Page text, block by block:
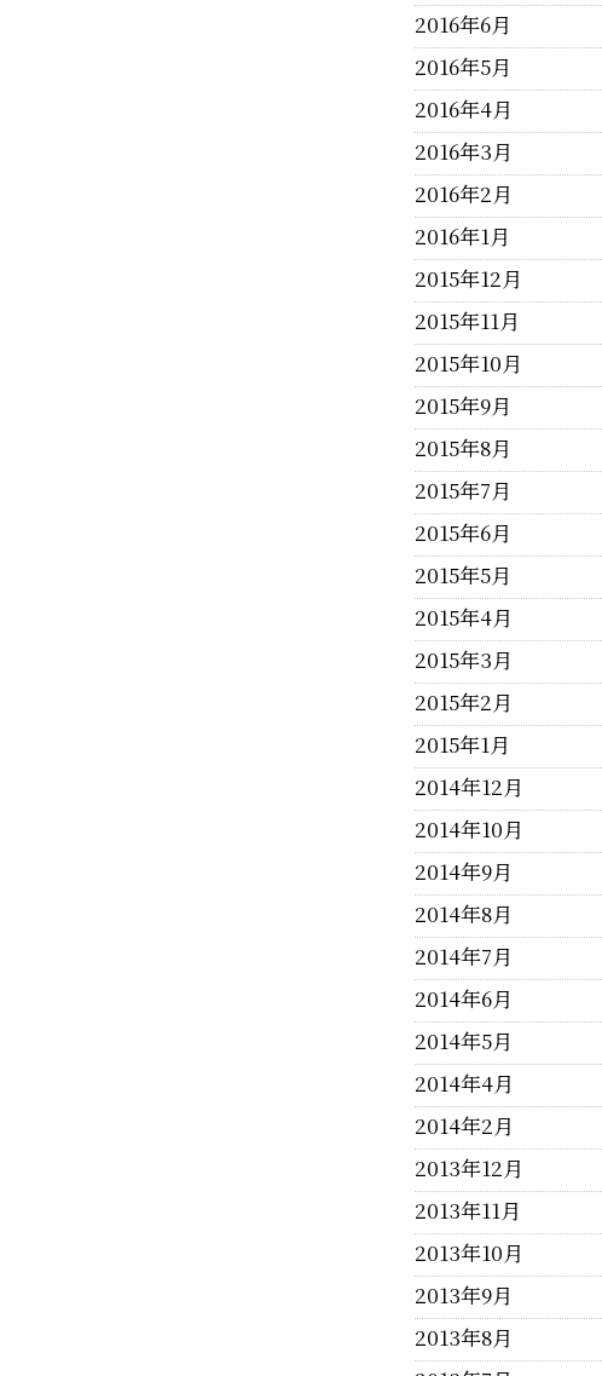
2016年6月
2016年5月
2016年4月
2016年3月
2016年2月
2016年1月
2015年12月
2015年11月
2015年10月
2015年9月
2015年8月
2015年7月
2015年6月
2015年5月
2015年4月
2015年3月
2015年2月
2015年1月
2014年12月
2014年10月
2014年9月
2014年8月
2014年7月
2014年6月
2014年5月
2014年4月
2014年2月
2013年12月
2013年11月
2013年10月
2013年9月
2013年8月